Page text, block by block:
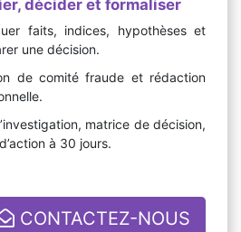
décider et formaliser
faits, indices, hypothèses et
une décision.
de comité fraude et rédaction
matrice de décision,
à 30 jours.
CONTACTEZ-NOUS